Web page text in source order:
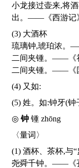
小龙接过壶来,将
出。——《西游记
(3) 大酒杯
琉璃钟,琥珀浓。
二间夹锺。——《
二间夹锺。——《
(4) 又如:
(5) 姓。如:钟牙
◎钟 锺 zhōng
〈量词〉
(1) 酒杯、茶杯,与
尧舜千钟。——《